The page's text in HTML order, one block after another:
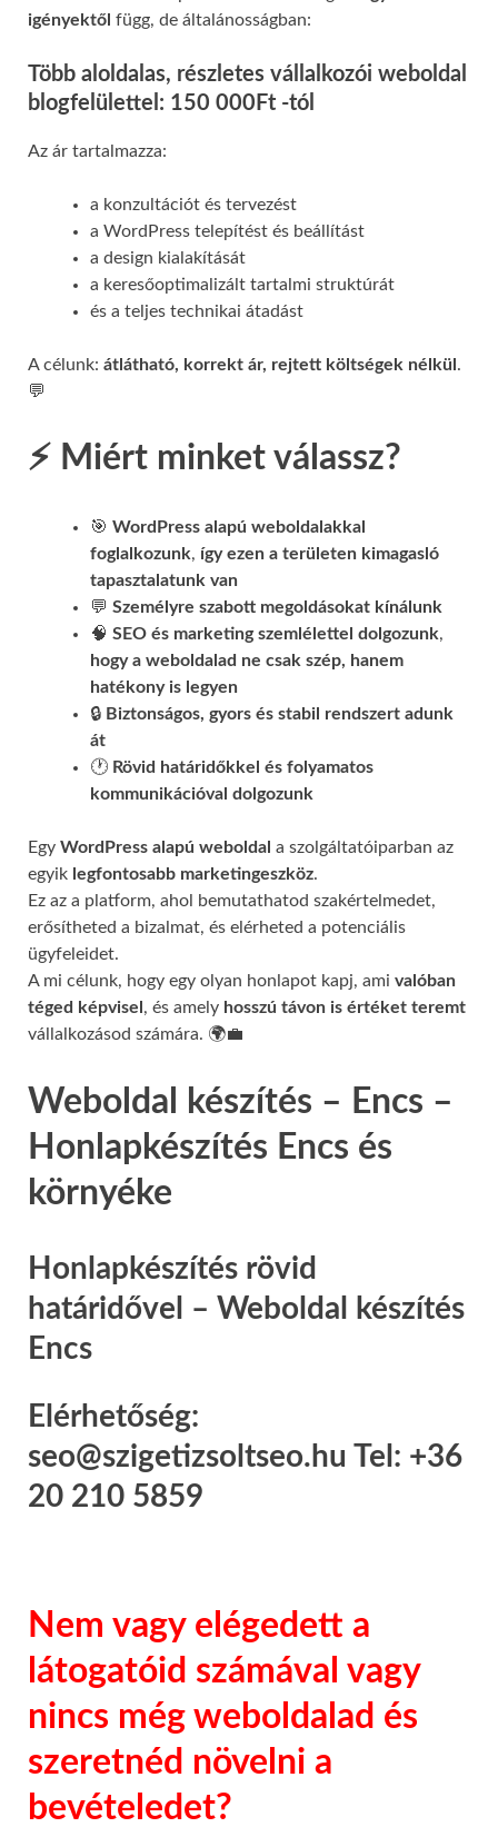
igényektől függ, de általánosságban:
Több aloldalas, részletes vállalkozói weboldal
blogfelülettel: 150 000Ft -tól
Az ár tartalmazza:
a konzultációt és tervezést
a WordPress telepítést és beállítást
a design kialakítását
a keresőoptimalizált tartalmi struktúrát
és a teljes technikai átadást
A célunk: átlátható, korrekt ár, rejtett költségek nélkül.
💬
⚡ Miért minket válassz?
🎯 WordPress alapú weboldalakkal
foglalkozunk, így ezen a területen kimagasló
tapasztalatunk van
💬 Személyre szabott megoldásokat kínálunk
🧠 SEO és marketing szemlélettel dolgozunk,
hogy a weboldalad ne csak szép, hanem
hatékony is legyen
🔒 Biztonságos, gyors és stabil rendszert adunk
át
🕐 Rövid határidőkkel és folyamatos
kommunikációval dolgozunk
Egy WordPress alapú weboldal a szolgáltatóiparban az
egyik legfontosabb marketingeszköz.
Ez az a platform, ahol bemutathatod szakértelmedet,
erősítheted a bizalmat, és elérheted a potenciális
ügyfeleidet.
A mi célunk, hogy egy olyan honlapot kapj, ami valóban
téged képvisel , és amely hosszú távon is értéket teremt
vállalkozásod számára. 🌍💼
Weboldal készítés – Encs –
Honlapkészítés Encs és
környéke
Honlapkészítés rövid
határidővel – Weboldal készítés
Encs
Elérhetőség:
seo@szigetizsoltseo.hu Tel: +36
20 210 5859
Nem vagy elégedett a
látogatóid számával vagy
nincs még weboldalad és
szeretnéd növelni a
bevételedet?